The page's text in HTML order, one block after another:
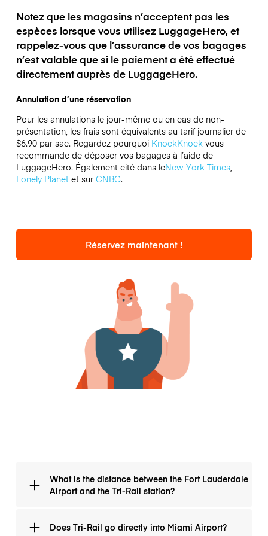
Notez que les magasins n’acceptent pas les
espèces lorsque vous utilisez LuggageHero, et
rappelez-vous que l’assurance de vos bagages
n’est valable que si le paiement a été effectué
directement auprès de LuggageHero.
Annulation d’une réservation
Pour les annulations le jour-même ou en cas de non-
présentation, les frais sont équivalents au tarif journalier de
$6.90 par sac. Regardez pourquoi KnockKnockvous
recommande de déposer vos bagages à l’aide de
LuggageHero. Également cité dans leNew York Times,
Lonely Planetet sur CNBC.
Réservez maintenant !
What is the distance between the Fort Lauderdale
Airport and the Tri-Rail station?
The distance between Tri-Rail-Metrorail Transfer
Does Tri-Rail go directly into Miami Airport?